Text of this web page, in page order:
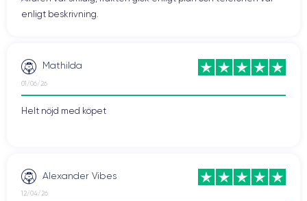
enligt beskrivning.
Mathilda
01/06/26
Helt nöjd med köpet
Alexander Vibes
12/04/26